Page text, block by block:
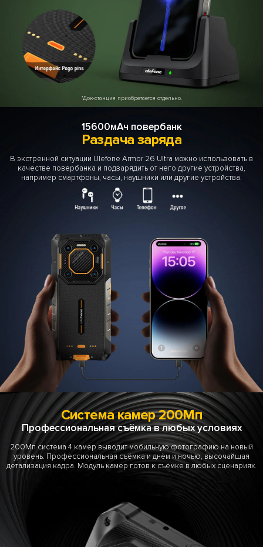
Раздача заряда
15600мАч повербанк
В экстренной ситуации Ulefone Armor 26 Ultra можно использовать в
качестве повербанка и подзарядить от него другие устройства,
например смартфоны, часы, наушники или другие устройства.
*Док-станция приобретается отдельно.
Система камер 200Мп
Профессиональная съёмка в любых условиях
200Мп система 4 камер выводит мобильную фотографию на новый
уровень. Профессиональная съёмка и днём и ночью, высочайшая
детализация кадра. Модуль камер готов к съёмке в любых сценариях.